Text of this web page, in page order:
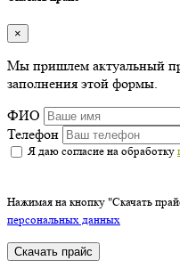
×
Мы пришлем актуальный
заполнения этой формы.
ФИО
Телефон
Я даю согласие на обработку
Нажимая на кнопку "Скачать
персональных данных
Скачать прайс